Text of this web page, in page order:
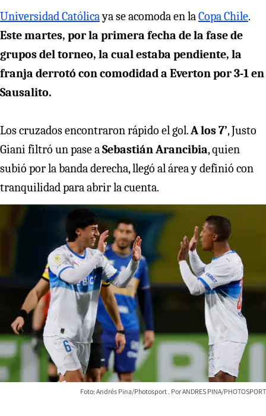
Universidad Católicaya se acomoda en laCopa Chile.
Este martes, por la primera fecha de la fase de
grupos del torneo, la cual estaba pendiente, la
franja derrotó con comodidad a Everton por 3-1 en
Sausalito.
Los cruzados encontraron rápido el gol.A los 7’, Justo
Giani filtró un pase aSebastián Arancibia, quien
subió por la banda derecha, llegó al área y definió con
tranquilidad para abrir la cuenta.
Foto: Andrés Pina/Photosport ANDRES PINA/PHOTOSPORT